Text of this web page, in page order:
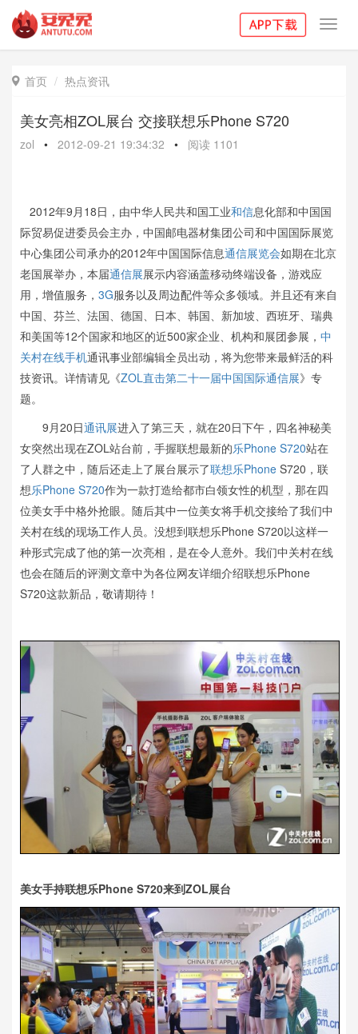
 首页 热点资讯
美女亮相ZOL展台 交接联想乐Phone S720
zol • 2012-09-21 19:34:32 • 阅读 1101
2012年9月18日，由中华人民共和国工业和信息化部和中国国
际贸易促进委员会主办，中国邮电器材集团公司和中国国际展览
中心集团公司承办的2012年中国国际信息通信展览会如期在北京
老国展举办，本届通信展展示内容涵盖移动终端设备，游戏应
用，增值服务， 3G服务以及周边配件等众多领域。并且还有来自
中国、芬兰、法国、德国、日本、韩国、新加坡、西班牙、瑞典
和美国等12个国家和地区的近500家企业、机构和展团参展， 中
关村在线手机通讯事业部编辑全员出动，将为您带来最鲜活的科
技资讯。详情请见《ZOL直击第二十一届中国国际通信展》专
题。
9月20日通讯展进入了第三天，就在20日下午，四名神秘美
女突然出现在ZOL站台前，手握联想最新的乐Phone S720站在
了人群之中，随后还走上了展台展示了联想乐Phone S720，联
想乐Phone S720作为一款打造给都市白领女性的机型，那在四
位美女手中格外抢眼。随后其中一位美女将手机交接给了我们中
关村在线的现场工作人员。没想到联想乐Phone S720以这样一
种形式完成了他的第一次亮相，是在令人意外。我们中关村在线
也会在随后的评测文章中为各位网友详细介绍联想乐Phone
S720这款新品，敬请期待！
美女手持联想乐Phone S720来到ZOL展台